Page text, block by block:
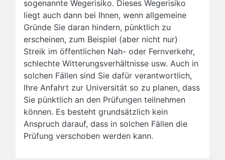
sogenannte Wegerisiko. Dieses Wegerisiko
liegt auch dann bei Ihnen, wenn allgemeine
Gründe Sie daran hindern, pünktlich zu
erscheinen, zum Beispiel (aber nicht nur)
Streik im öffentlichen Nah- oder Fernverkehr,
schlechte Witterungsverhältnisse usw. Auch in
solchen Fällen sind Sie dafür verantwortlich,
Ihre Anfahrt zur Universität so zu planen, dass
Sie pünktlich an den Prüfungen teilnehmen
können. Es besteht grundsätzlich kein
Anspruch darauf, dass in solchen Fällen die
Prüfung verschoben werden kann.